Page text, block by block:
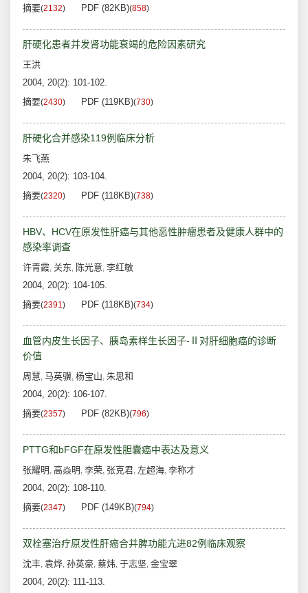
摘要(2132) PDF (82KB)(858)
肝硬化患者并发肾功能衰竭的危险因素研究
王洪
2004, 20(2): 101-102.
摘要(2430) PDF (119KB)(730)
肝硬化合并感染119例临床分析
朱飞燕
2004, 20(2): 103-104.
摘要(2320) PDF (118KB)(738)
HBV、HCV在原发性肝癌与其他恶性肿瘤患者及健康人群中的
感染率调查
许青霞, 关东, 陈光意, 李红敏
2004, 20(2): 104-105.
摘要(2391) PDF (118KB)(734)
血管内皮生长因子、胰岛素样生长因子-Ⅱ对肝细胞癌的诊断
价值
周慧, 马英骥, 杨宝山, 朱思和
2004, 20(2): 106-107.
摘要(2357) PDF (82KB)(796)
PTTG和bFGF在原发性胆囊癌中表达及意义
张耀明 , 高焱明 , 李荣, 张克君, 左超海, 李称才
2004, 20(2): 108-110.
摘要(2347) PDF (149KB)(794)
双栓塞治疗原发性肝癌合并脾功能亢进82例临床观察
沈丰, 袁烨, 孙英豪, 蔡炜, 于志坚, 金宝翠
2004, 20(2): 111-113.